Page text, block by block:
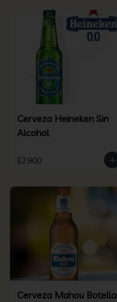
Cerveza Heineken Sin
Alcohol
$2.900
Cerveza Mahou Botella